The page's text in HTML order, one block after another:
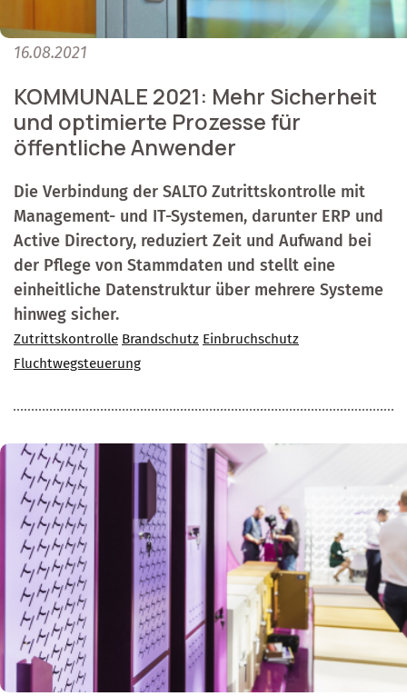
16.08.2021
KOMMUNALE 2021: Mehr Sicherheit
und optimierte Prozesse für
öffentliche Anwender
Die Verbindung der SALTO Zutrittskontrolle mit
Management- und IT-Systemen, darunter ERP und
Active Directory, reduziert Zeit und Aufwand bei
der Pflege von Stammdaten und stellt eine
einheitliche Datenstruktur über mehrere Systeme
hinweg sicher.
Zutrittskontrolle Brandschutz Einbruchschutz
Fluchtwegsteuerung